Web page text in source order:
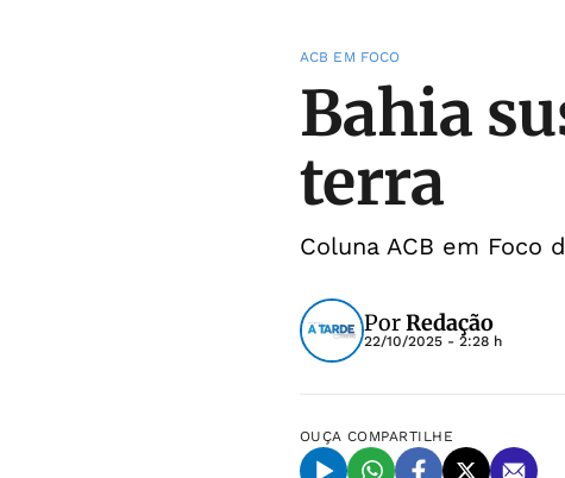
ACB EM FOCO
Bahia
terra
Coluna ACB em Foco
PorRedação
22/10/2025 - 2:28 h
OUÇA COMPARTILHE